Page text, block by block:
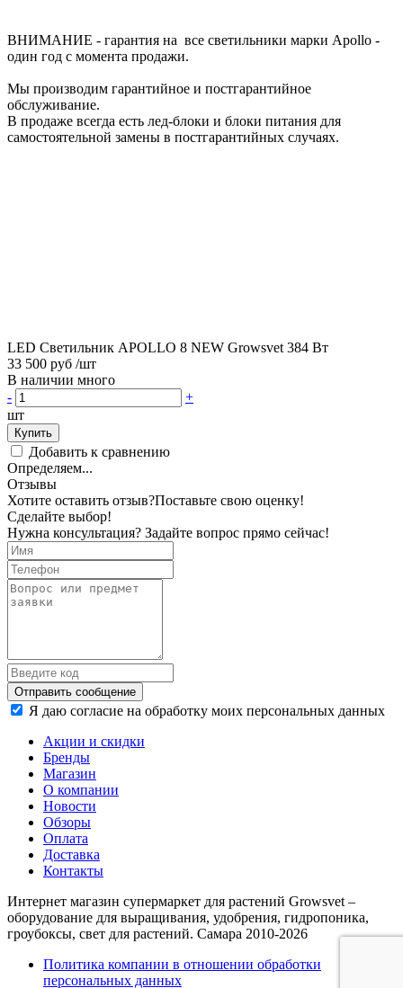
ВНИМАНИЕ - гарантия на все светильники марки Apollo -
один год с момента продажи.
Мы производим гарантийное и постгарантийное
обслуживание.
В продаже всегда есть лед-блоки и блоки питания для
самостоятельной замены в постгарантийных случаях.
LED Светильник APOLLO 8 NEW Growsvet 384 Вт
33 500 руб /шт
В наличии много
-
+
шт
Купить
Добавить к сравнению
Определяем...
Отзывы
Хотите оставить отзыв?Поставьте свою оценку!
Сделайте выбор!
Нужна консультация? Задайте вопрос прямо сейчас!
Отправить сообщение
Я даю согласие на обработку моих персональных данных
Акции и скидки
Бренды
Магазин
О компании
Новости
Обзоры
Оплата
Доставка
Контакты
Интернет магазин супермаркет для растений Growsvet –
оборудование для выращивания, удобрения, гидропоника,
гроубоксы, свет для растений. Самара 2010-2026
Политика компании в отношении обработки
персональных данных